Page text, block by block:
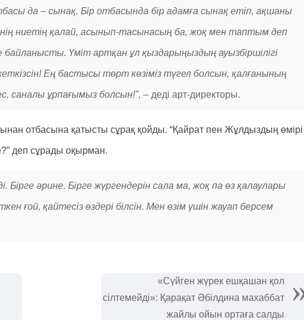
да – сынақ. Бір отбасында бір адамға сынақ етіп, ақшаны
ниетің қалай, асынып-тасынасың ба, жоқ мен таптым деп
байланысты. Үміт артқан ұл қыздарыңыздың ауызбіршілігі
Ең бастысы төрт көзіміз түгел болсын, қалғанының
саналы ұрпағымыз болсын!", – деді арт-директоры.
отбасына қатысты сұрақ қойды. “Қайрат пен Жұлдыздың өмірі
деп сұрады оқырман.
Бірге әрине. Бірге жүргендерін сала ма, жоқ па өз қалаулары
ғой, қайтесіз өздері білсін. Мен өзім үшін жауап берсем
«Сүйген жүрек ешқашан қол
сілтемейді»: Қарақат Әбілдина махаббат
жайлы ойын ортаға салды